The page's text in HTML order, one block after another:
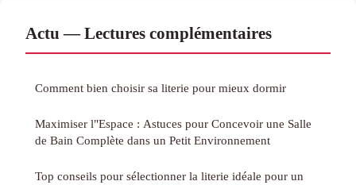
Actu — Lectures complémentaires
Comment bien choisir sa literie pour mieux dormir
Maximiser l"Espace : Astuces pour Concevoir une Salle
de Bain Complète dans un Petit Environnement
Top conseils pour sélectionner la literie idéale pour un